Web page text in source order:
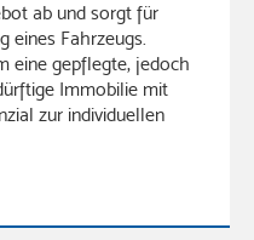
ab und sorgt für
eines Fahrzeugs.
eine gepflegte, jedoch
Immobilie mit
zur individuellen